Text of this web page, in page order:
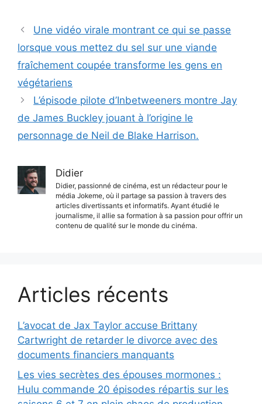
Une vidéo virale montrant ce qui se passe
lorsque vous mettez du sel sur une viande
fraîchement coupée transforme les gens en
végétariens
L’épisode pilote d’Inbetweeners montre Jay
de James Buckley jouant à l’origine le
personnage de Neil de Blake Harrison.
Didier
Didier, passionné de cinéma, est un rédacteur pour le
média Jokeme, où il partage sa passion à travers des
articles divertissants et informatifs. Ayant étudié le
journalisme, il allie sa formation à sa passion pour offrir un
contenu de qualité sur le monde du cinéma.
Articles récents
L’avocat de Jax Taylor accuse Brittany
Cartwright de retarder le divorce avec des
documents financiers manquants
Les vies secrètes des épouses mormones :
Hulu commande 20 épisodes répartis sur les